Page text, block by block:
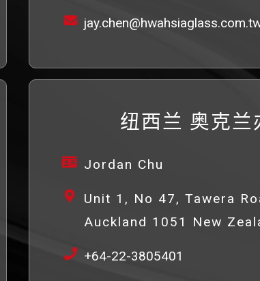
纽西兰 奥克兰
Jordan Chu
Unit 1, No 47, Tawera
Auckland 1051 New
+64-22-3805401